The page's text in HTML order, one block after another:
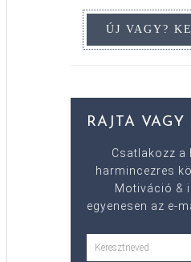
RAJTA
Csatlakozz a
harmincezres
Motiváció &
egyenesen az e-